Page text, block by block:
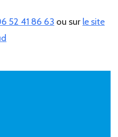
52 41 86 63 ou sur le site